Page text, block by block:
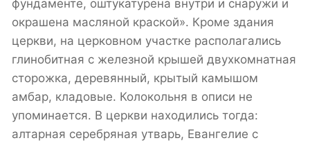
фундаменте, оштукатурена внутри и снаружи и
окрашена масляной краской». Кроме здания
церкви, на церковном участке располагались
глинобитная с железной крышей двухкомнатная
сторожка, деревянный, крытый камышом
амбар, кладовые. Колокольня в описи не
упоминается. В церкви находились тогда:
алтарная серебряная утварь, Евангелие с